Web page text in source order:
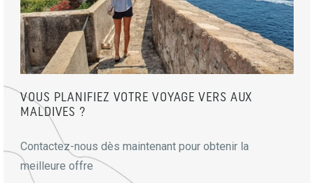
VOUS PLANIFIEZ VOTRE VOYAGE VERS AUX
MALDIVES ?
Contactez-nous dès maintenant pour obtenir la
meilleure offre